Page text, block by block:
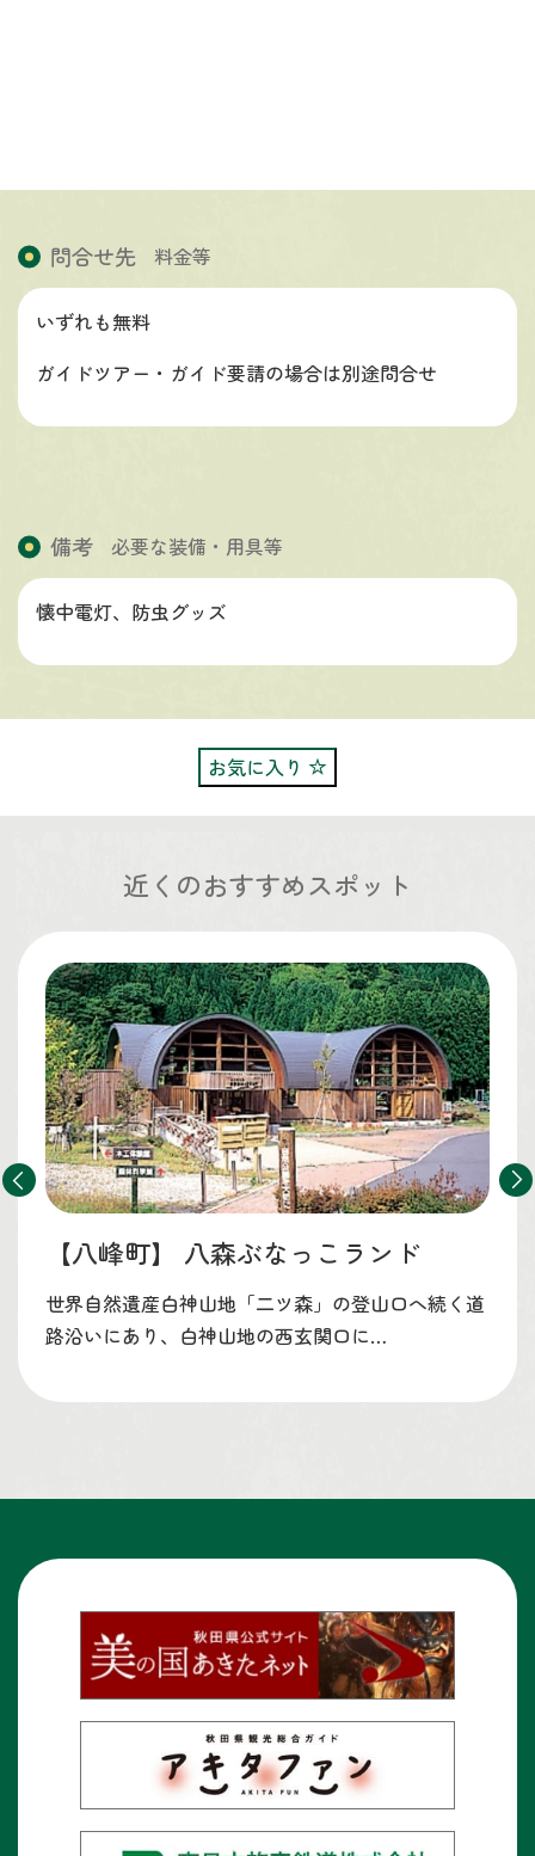
問合せ先 料金等
いずれも無料
ガイドツアー・ガイド要請の場合は別途問合せ
備考 必要な装備・用具等
懐中電灯、防虫グッズ
お気に入り
近くのおすすめスポット
【八峰町】 八森ぶなっこランド
世界自然遺産白神山地「二ツ森」の登山口へ続く道
路沿いにあり、白神山地の西玄関口に…